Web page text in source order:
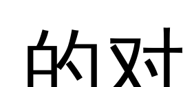
的对